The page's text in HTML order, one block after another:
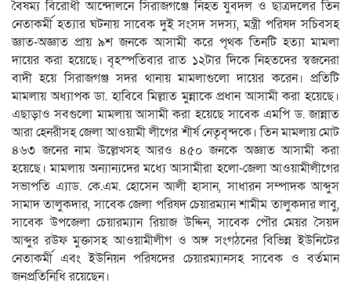
বৈষম্য বিরোধী আন্দোলনে সিরাজগঞ্জে নিহত যুবদল ও ছাত্রদলের তিন
নেতাকর্মী হত্যার ঘটনায় সাবেক দুই সংসদ সদস্য, মন্ত্রী পরিষদ সচিবসহ
জ্ঞাত-অজ্ঞাত প্রায় ৯শ জনকে আসামী করে পৃথক তিনটি হত্যা মামলা
দায়ের করা হয়েছে। বৃহস্পতিবার রাত ১২টার দিকে নিহতদের স্বজনেরা
বাদী হয়ে সিরাজগঞ্জ সদর থানায় মামলাগুলো দায়ের করেন। প্রতিটি
মামলায় অধ্যাপক ডা. হাবিবে মিল্লাত মুন্নাকে প্রধান আসামী করা হয়েছে।
এছাড়াও সবগুলো মামলায় আসামী করা হয়েছে সাবেক এমপি ড. জান্নাত
আরা হেনরীসহ জেলা আওয়ামী লীগের শীর্ষ নেতৃবৃন্দকে। তিন মামলায় মোট
৪৬৩ জনের নাম উল্লেখসহ আরও ৪৫০ জনকে অজ্ঞাত আসামী করা
হয়েছে। মামলায় অন্যান্যদের মধ্যে আসামীরা হলো-জেলা আওয়ামীলীগের
সভাপতি এ্যাড. কে.এম. হোসেন আলী হাসান, সাধারন সম্পাদক আব্দুস
সামাদ তালুকদার, সাবেক জেলা পরিষদ চেয়ারম্যান শামীম তালুকদার লাবু,
সাবেক উপজেলা চেয়ারম্যান রিয়াজ উদ্দিন, সাবেক পৌর মেয়র সৈয়দ
আব্দুর রউফ মুক্তাসহ আওয়ামীলীগ ও অঙ্গ সংগঠনের বিভিন্ন ইউনিটের
নেতাকর্মী এবং ইউনিয়ন পরিষদের চেয়ারম্যানসহ সাবেক ও বর্তমান
জনপ্রতিনিধি রয়েছেন।